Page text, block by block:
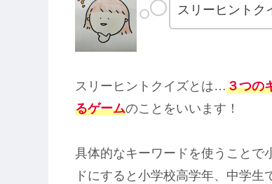
スリーヒントク
スリーヒントクイズとは…３つの
るゲームのことをいいます！
具体的なキーワードを使うことで
ドにすると小学校高学年、中学生